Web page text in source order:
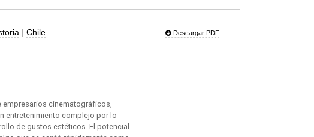
|Chile Descargar PDF
empresarios cinematográficos,
entretenimiento complejo por lo
de gustos estéticos. El potencial